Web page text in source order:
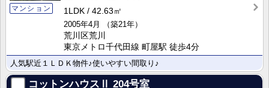
マンション
1LDK
42.63㎡
2005年4月
（築21年）
荒川区荒川
東京メトロ千代田線 町屋駅 徒歩4分
人気駅近１ＬＤＫ物件♪使いやすい間取り♪
コットンハウスⅡ 204号室